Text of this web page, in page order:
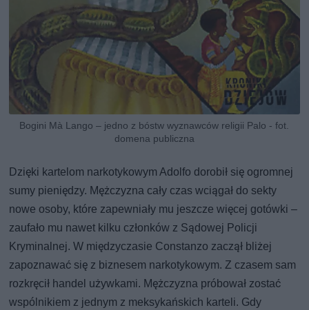
Bogini Mà Lango – jedno z bóstw wyznawców religii Palo - fot.
domena publiczna
Dzięki kartelom narkotykowym Adolfo dorobił się ogromnej
sumy pieniędzy. Mężczyzna cały czas wciągał do sekty
nowe osoby, które zapewniały mu jeszcze więcej gotówki –
zaufało mu nawet kilku członków z Sądowej Policji
Kryminalnej. W międzyczasie Constanzo zaczął bliżej
zapoznawać się z biznesem narkotykowym. Z czasem sam
rozkręcił handel używkami. Mężczyzna próbował zostać
wspólnikiem z jednym z meksykańskich karteli. Gdy